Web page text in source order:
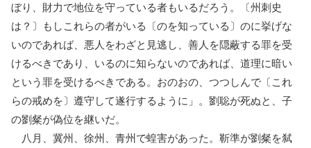
ぼり、財力で地位を守っている者もいるだろう。〔州刺史
は？〕もしこれらの者がいる〔のを知っている〕のに挙げな
いのであれば、悪人をわざと見逃し、善人を隠蔽する罪を受
けるべきであり、いるのに知らないのであれば、道理に暗い
という罪を受けるべきである。おのおの、つつしんで〔これ
らの戒めを〕遵守して遂行するように」。劉聡が死ぬと、子
の劉粲が偽位を継いだ。
八月、冀州、徐州、青州で蝗害があった。靳準が劉粲を弑